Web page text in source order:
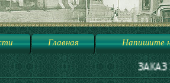
ЗАКАЗ ЭКСКУРСИЙ В
Главная Напишите